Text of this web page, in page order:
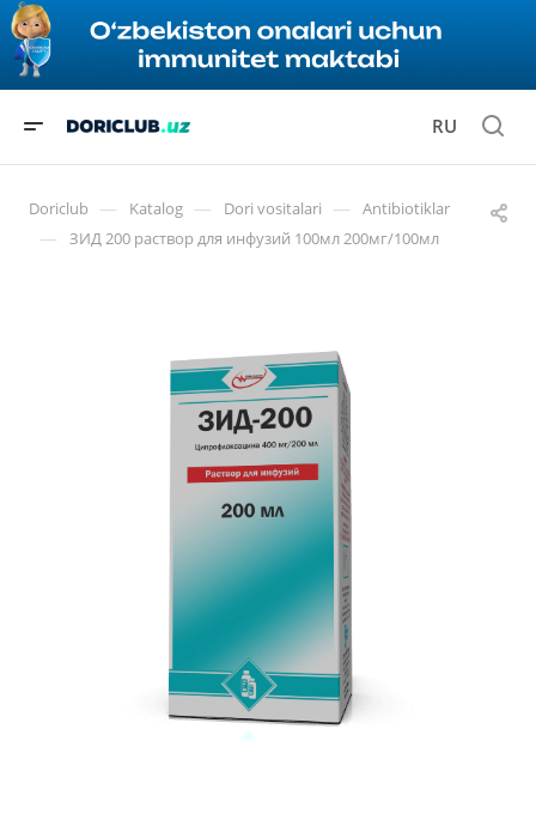
RU
Doriclub — Katalog — Dori vositalari — Antibiotiklar
— ЗИД 200 раствор для инфузий 100мл 200мг/100мл